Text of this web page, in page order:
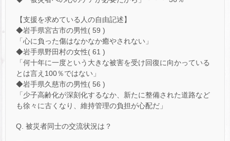
【支援を求めている人の自由記述】
◆岩手県宮古市の男性( 59 )
「心に負った傷はなかなか癒やされない」
◆岩手県野田村の女性( 61 )
「何十年に一度という大きな被害を受け回復に向かっている
とは言え100％ではない」
◆岩手県久慈市の男性( 56 )
「少子高齢化が深刻化するなか、新たに整備された道路など
も徐々に古くなり、維持管理の負担が心配だ」
Q. 被災者同士の交流状況は？